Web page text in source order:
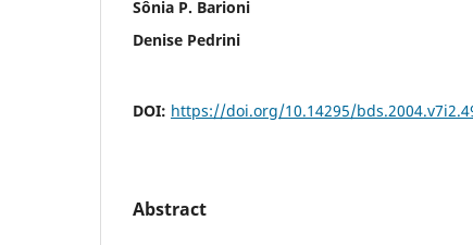
Sônia P. Barioni
Denise Pedrini
DOI: https://doi.org/10.14295/
Abstract